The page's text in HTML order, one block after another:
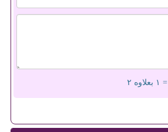
= ۱ بعلاوه ۲